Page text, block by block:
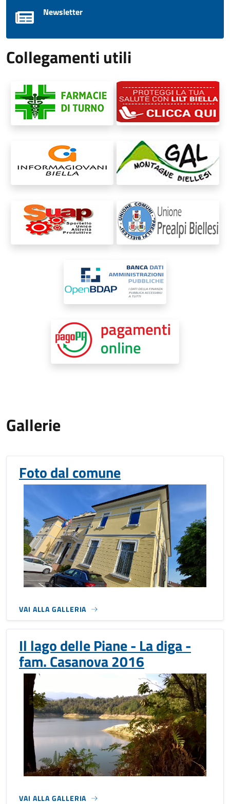
Newsletter
Collegamenti utili
Gallerie
Foto dal comune
VAI ALLA GALLERIA
Il lago delle Piane - La diga -
fam. Casanova 2016
VAI ALLA GALLERIA